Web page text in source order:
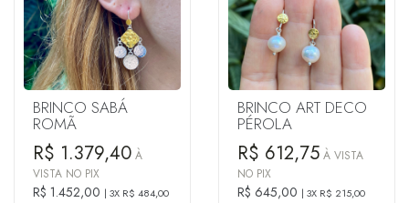
BRINCO SABÁ
ROMÃ
R$ 1.379,40 À
VISTA NO PIX
R$ 1.452,00
3X R$ 484,00
BRINCO ART DECO
PÉROLA
R$ 612,75 À VISTA
NO PIX
R$ 645,00
3X R$ 215,00